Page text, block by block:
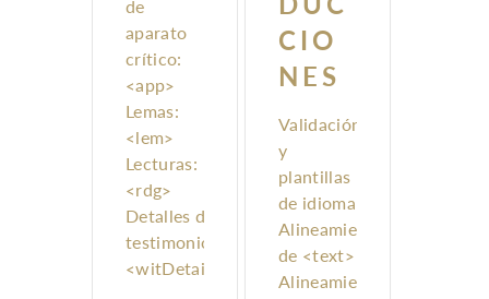
de
aparato
crítico:
<app>
Lemas:
<lem>
Lecturas:
<rdg>
Detalles del
testimonio:
<witDetail>
CIO
NES
Validación
y
plantillas
de idioma
Alineamiento
de <text>
Alineamiento